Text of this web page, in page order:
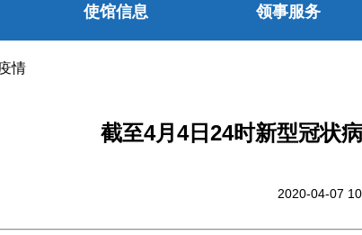
使馆信息 领事服务
情
截至4月4日24时新型冠状
2020-04-07